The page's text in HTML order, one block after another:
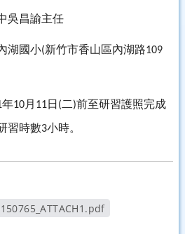
吳昌諭主任
湖國小(新竹市香山區內湖路109
年10月 11日 (二)前至研習護照完成
習時數3小時。